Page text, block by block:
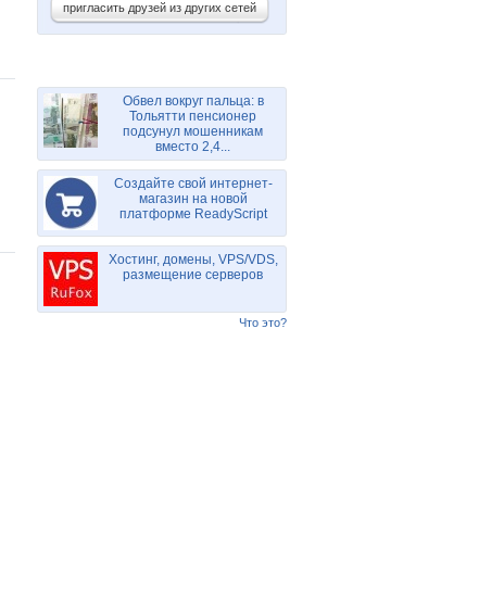
пригласить друзей из других сетей
Обвел вокруг пальца: в
Тольятти пенсионер
подсунул мошенникам
вместо 2,4...
Создайте свой интернет-
магазин на новой
платформе ReadyScript
Хостинг, домены, VPS/VDS,
размещение серверов
Что это?